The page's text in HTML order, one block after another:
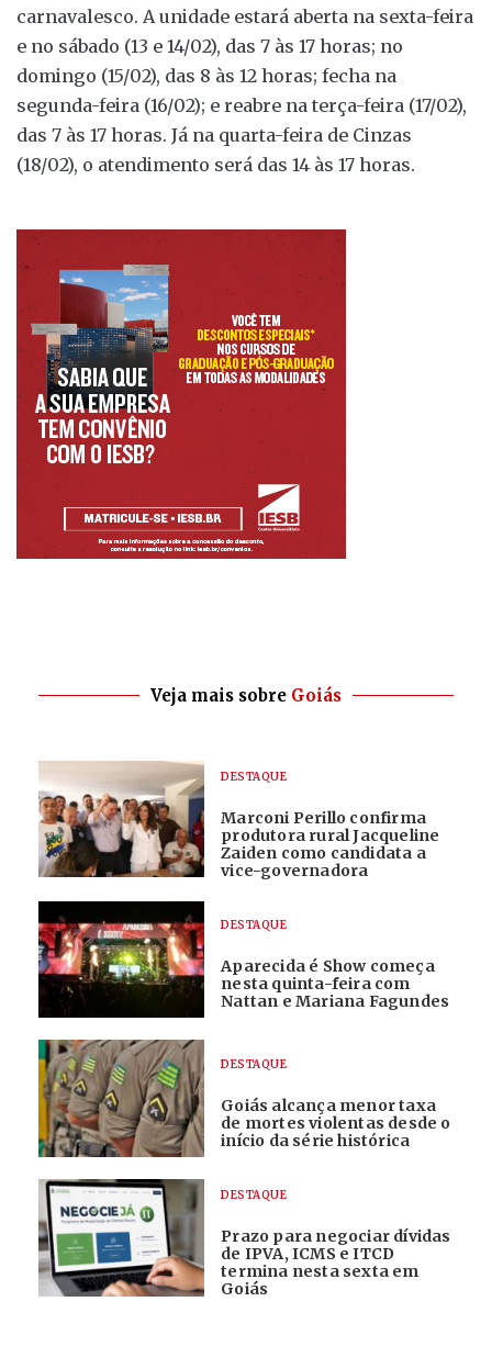
carnavalesco. A unidade estará aberta na sexta-feira
e no sábado (13 e 14/02), das 7 às 17 horas; no
domingo (15/02), das 8 às 12 horas; fecha na
segunda-feira (16/02); e reabre na terça-feira (17/02),
das 7 às 17 horas. Já na quarta-feira de Cinzas
(18/02), o atendimento será das 14 às 17 horas.
Veja mais sobre Goiás
DESTAQUE
Marconi Perillo confirma
produtora rural Jacqueline
Zaiden como candidata a
vice-governadora
DESTAQUE
Aparecida é Show começa
nesta quinta-feira com
Nattan e Mariana Fagundes
DESTAQUE
Goiás alcança menor taxa
de mortes violentas desde o
início da série histórica
DESTAQUE
Prazo para negociar dívidas
de IPVA, ICMS e ITCD
termina nesta sexta em
Goiás